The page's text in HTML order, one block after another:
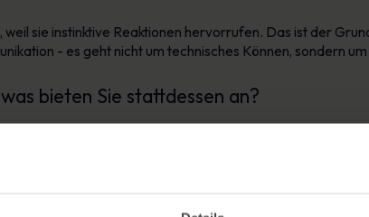
sie instinktive Reaktionen hervorrufen. Das ist der
- es geht nicht um technisches Können, sondern
bieten Sie stattdessen an?
Methoden zur Sensibilisierung für
wenn Phishing-Angriffe auf Adrenalin, Stress und Angst